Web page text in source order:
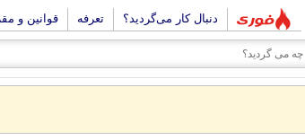
دنبال کار می‌گردید؟ تعرفه قوانین و